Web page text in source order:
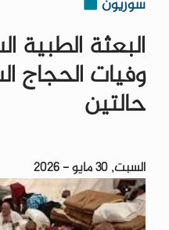
البعثة الطبية
وفيات الحجاج
حالتين
السبت, 30 مايو - 2026